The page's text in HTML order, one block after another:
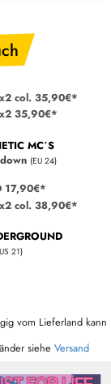
col. 35,90€*
35,90€*
MC´S
(EU 24)
17,90€*
col. 38,90€*
21)
vom Lieferland kann
siehe Versand